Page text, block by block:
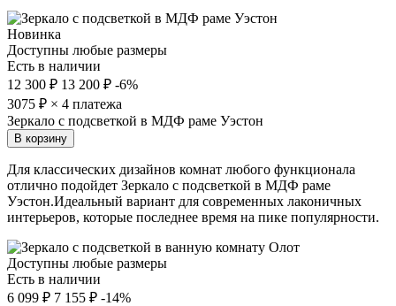
Новинка
Доступны любые размеры
Есть в наличии
12 300 ₽ 13 200 ₽ -6%
3075 ₽ × 4 платежа
Зеркало с подсветкой в МДФ раме Уэстон
В корзину
Для классических дизайнов комнат любого функционала
отлично подойдет Зеркало с подсветкой в МДФ раме
Уэстон.Идеальный вариант для современных лаконичных
интерьеров, которые последнее время на пике популярности.
Доступны любые размеры
Есть в наличии
6 099 ₽ 7 155 ₽ -14%